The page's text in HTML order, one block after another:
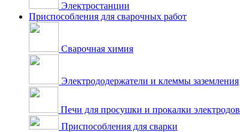
Электростанции
Приспособления для сварочных работ
Сварочная химия
Электрододержатели и клеммы заземления
Печи для просушки и прокалки электродов
Приспособления для сварки